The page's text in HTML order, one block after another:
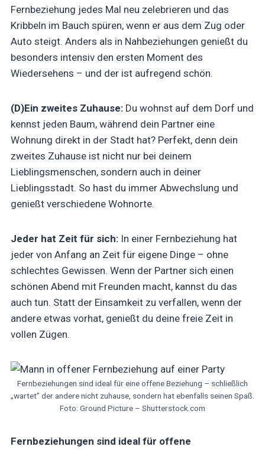
Fernbeziehung jedes Mal neu zelebrieren und das
Kribbeln im Bauch spüren, wenn er aus dem Zug oder
Auto steigt. Anders als in Nahbeziehungen genießt du
besonders intensiv den ersten Moment des
Wiedersehens – und der ist aufregend schön.
(D)Ein zweites Zuhause: Du wohnst auf dem Dorf und
kennst jeden Baum, während dein Partner eine
Wohnung direkt in der Stadt hat? Perfekt, denn dein
zweites Zuhause ist nicht nur bei deinem
Lieblingsmenschen, sondern auch in deiner
Lieblingsstadt. So hast du immer Abwechslung und
genießt verschiedene Wohnorte.
Jeder hat Zeit für sich: In einer Fernbeziehung hat
jeder von Anfang an Zeit für eigene Dinge – ohne
schlechtes Gewissen. Wenn der Partner sich einen
schönen Abend mit Freunden macht, kannst du das
auch tun. Statt der Einsamkeit zu verfallen, wenn der
andere etwas vorhat, genießt du deine freie Zeit in
vollen Zügen.
Fernbeziehungen sind ideal für eine offene Beziehung – schließlich
„wartet” der andere nicht zuhause, sondern hat ebenfalls seinen Spaß.
Foto: Ground Picture – Shutterstock.com
Fernbeziehungen sind ideal für offene